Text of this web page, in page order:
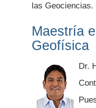
las Geociencias.
Maestría
Geofísica
Dr.